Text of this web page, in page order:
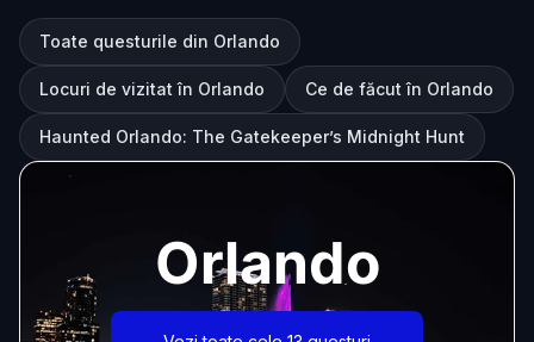
Toate questurile din Orlando
Locuri de vizitat în Orlando Ce de făcut în Orlando
Haunted Orlando: The Gatekeeper’s Midnight Hunt
Orlando